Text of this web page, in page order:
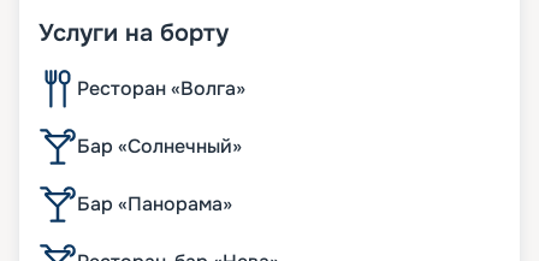
Услуги на борту
Ресторан «Волга»
Бар «Солнечный»
Бар «Панорама»